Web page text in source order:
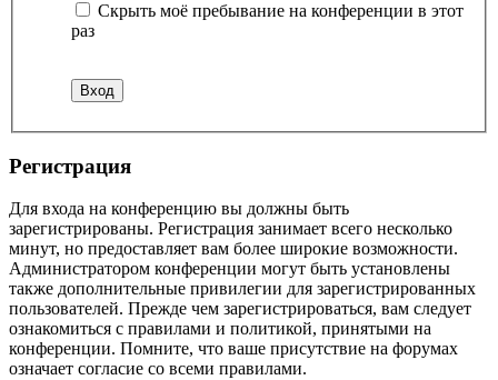
Скрыть моё пребывание на конференции в этот
раз
Регистрация
Для входа на конференцию вы должны быть
зарегистрированы. Регистрация занимает всего несколько
минут, но предоставляет вам более широкие возможности.
Администратором конференции могут быть установлены
также дополнительные привилегии для зарегистрированных
пользователей. Прежде чем зарегистрироваться, вам следует
ознакомиться с правилами и политикой, принятыми на
конференции. Помните, что ваше присутствие на форумах
означает согласие со всеми правилами.